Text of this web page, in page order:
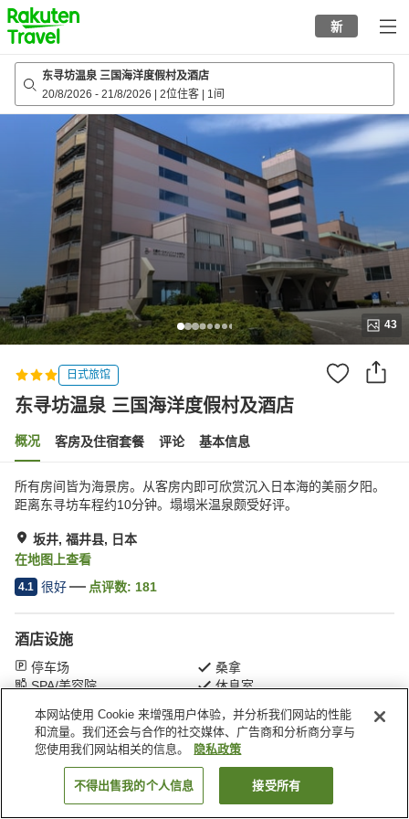
to
top
page
新
东寻坊温泉 三国海洋度假村及酒店
20/8/2026 - 21/8/2026 2位住客 1间
43
日式旅馆
东寻坊温泉 三国海洋度假村及酒店
概况 客房及住宿套餐 评论 基本信息
所有房间皆为海景房。从客房内即可欣赏沉入日本海的美丽夕阳。
距离东寻坊车程约10分钟。塌塌米温泉颇受好评。
坂井, 福井县, 日本
在地图上查看
4.1 很好 点评数: 181
酒店设施
停车场
桑拿
SPA/美容院
休息室
首页 日本 福井县 坂井 东寻坊温泉 三国海洋度假村及酒店
搜索客房
本网站使用 Cookie 来增强用户体验，并分析我们网站的性能
和流量。我们还会与合作的社交媒体、广告商和分析商分享与
您使用我们网站相关的信息。
隐私政策
不得出售我的个人信息 接受所有